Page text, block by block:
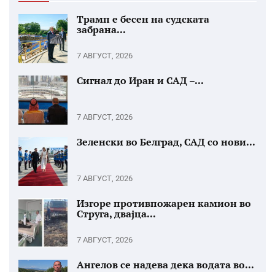
Трамп е бесен на судската
забрана...
7 АВГУСТ, 2026
Сигнал до Иран и САД –...
7 АВГУСТ, 2026
Зеленски во Белград, САД со нови...
7 АВГУСТ, 2026
Изгоре противпожарен камион во
Струга, двајца...
7 АВГУСТ, 2026
Ангелов се надева дека водата во...